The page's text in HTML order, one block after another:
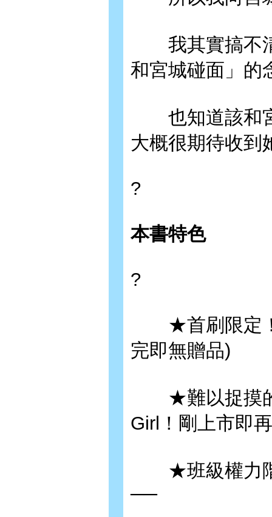
我其實搞不清
和宮城碰面」的
也知道該和
大概很期待收到
?
本書特色
?
★首刷限定！
完即無贈品)
★難以捉摸的
Girl！剛上市即
★班級權力階
──